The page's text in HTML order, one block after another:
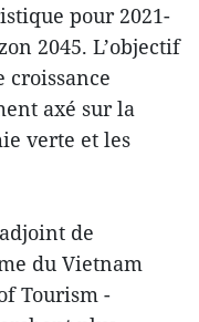
pour 2021-
2045. L’objectif
croissance
axé sur la
verte et les
de
du Vietnam
Tourism -